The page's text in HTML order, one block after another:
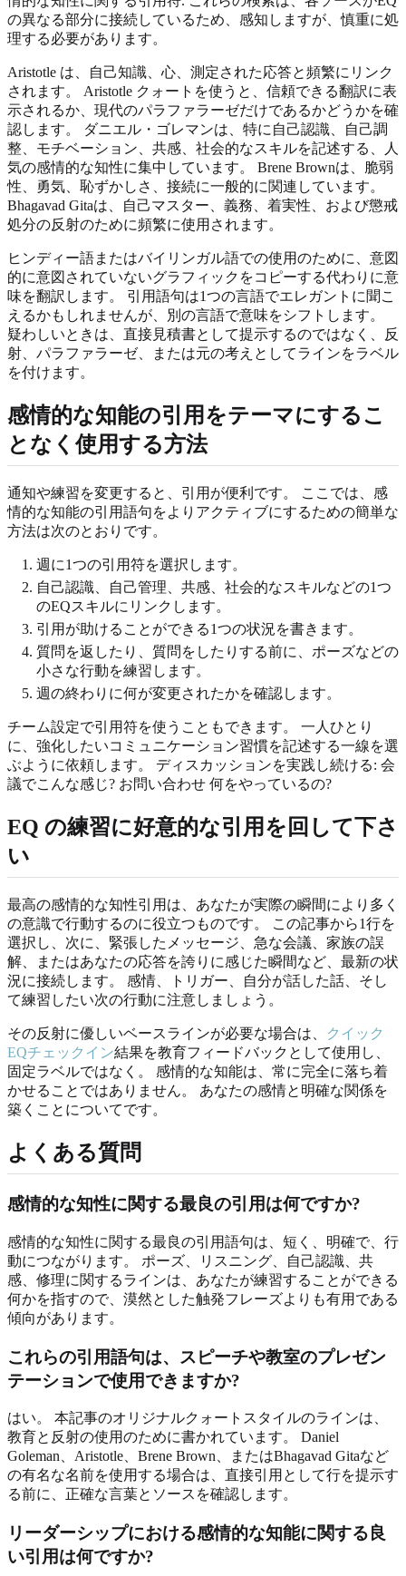
の異なる部分に接続しているため、感知しますが、慎重に処
理する必要があります。
Aristotle は、自己知識、心、測定された応答と頻繁にリンク
されます。 Aristotle クォートを使うと、信頼できる翻訳に表
示されるか、現代のパラファラーゼだけであるかどうかを確
認します。 ダニエル・ゴレマンは、特に自己認識、自己調
整、モチベーション、共感、社会的なスキルを記述する、人
気の感情的な知性に集中しています。 Brene Brownは、脆弱
性、勇気、恥ずかしさ、接続に一般的に関連しています。
Bhagavad Gitaは、自己マスター、義務、着実性、および懲戒
処分の反射のために頻繁に使用されます。
ヒンディー語またはバイリンガル語での使用のために、意図
的に意図されていないグラフィックをコピーする代わりに意
味を翻訳します。 引用語句は1つの言語でエレガントに聞こ
えるかもしれませんが、別の言語で意味をシフトします。
疑わしいときは、直接見積書として提示するのではなく、反
射、パラファラーゼ、または元の考えとしてラインをラベル
を付けます。
感情的な知能の引用をテーマにするこ
となく使用する方法
通知や練習を変更すると、引用が便利です。 ここでは、感
情的な知能の引用語句をよりアクティブにするための簡単な
方法は次のとおりです。
週に1つの引用符を選択します。
自己認識、自己管理、共感、社会的なスキルなどの1つ
のEQスキルにリンクします。
引用が助けることができる1つの状況を書きます。
質問を返したり、質問をしたりする前に、ポーズなどの
小さな行動を練習します。
週の終わりに何が変更されたかを確認します。
チーム設定で引用符を使うこともできます。 一人ひとり
に、強化したいコミュニケーション習慣を記述する一線を選
ぶように依頼します。 ディスカッションを実践し続ける: 会
議でこんな感じ? お問い合わせ 何をやっているの?
EQ の練習に好意的な引用を回して下さ
い
最高の感情的な知性引用は、あなたが実際の瞬間により多く
の意識で行動するのに役立つものです。 この記事から1行を
選択し、次に、緊張したメッセージ、急な会議、家族の誤
解、またはあなたの応答を誇りに感じた瞬間など、最新の状
況に接続します。 感情、トリガー、自分が話した話、そし
て練習したい次の行動に注意しましょう。
その反射に優しいベースラインが必要な場合は、
クイック
EQチェックイン結果を教育フィードバックとして使用し、
固定ラベルではなく。 感情的な知能は、常に完全に落ち着
かせることではありません。 あなたの感情と明確な関係を
築くことについてです。
よくある質問
感情的な知性に関する最良の引用は何ですか?
感情的な知性に関する最良の引用語句は、短く、明確で、行
動につながります。 ポーズ、リスニング、自己認識、共
感、修理に関するラインは、あなたが練習することができる
何かを指すので、漠然とした触発フレーズよりも有用である
傾向があります。
これらの引用語句は、スピーチや教室のプレゼン
テーションで使用できますか?
はい。 本記事のオリジナルクォートスタイルのラインは、
教育と反射の使用のために書かれています。 Daniel
Goleman、Aristotle、Brene Brown、またはBhagavad Gitaなど
の有名な名前を使用する場合は、直接引用として行を提示す
る前に、正確な言葉とソースを確認します。
リーダーシップにおける感情的な知能に関する良
い引用は何ですか?